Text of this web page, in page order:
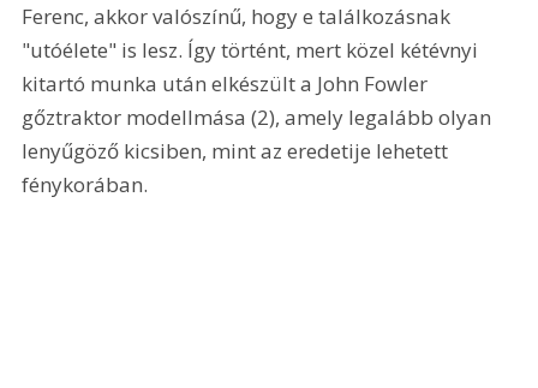
Ferenc, akkor valószínű, hogy e találkozásnak
"utóélete" is lesz. Így történt, mert közel kétévnyi
kitartó munka után elkészült a John Fowler
gőztraktor modellmása (2), amely legalább olyan
lenyűgöző kicsiben, mint az eredetije lehetett
fénykorában.